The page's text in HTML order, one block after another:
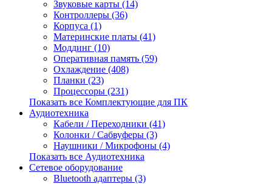
Звуковые карты (14)
Контроллеры (36)
Корпуса (1)
Материнские платы (41)
Моддинг (10)
Оперативная память (59)
Охлаждение (408)
Планки (23)
Процессоры (231)
Показать все Комплектующие для ПК
Аудиотехника
Кабели / Переходники (41)
Колонки / Сабвуферы (3)
Наушники / Микрофоны (4)
Показать все Аудиотехника
Сетевое оборудование
Bluetooth адаптеры (3)